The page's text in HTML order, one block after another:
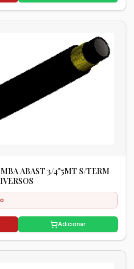
ABAST 3/4"5MT S/TERM
Adicionar